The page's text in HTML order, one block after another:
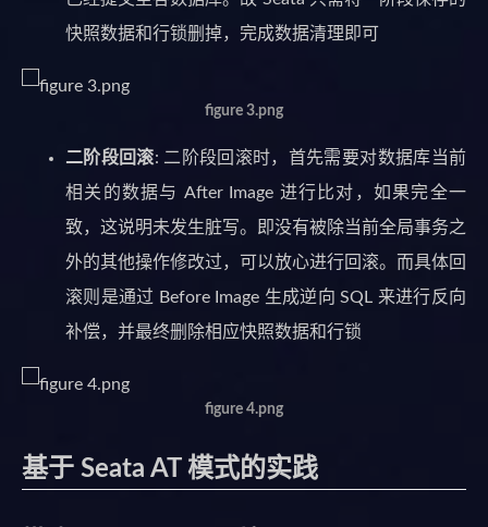
快照数据和行锁删掉，完成数据清理即可
figure 3.png
二阶段回滚: 二阶段回滚时，首先需要对数据库当前
相关的数据与 After Image 进行比对，如果完全一
致，这说明未发生脏写。即没有被除当前全局事务之
外的其他操作修改过，可以放心进行回滚。而具体回
滚则是通过 Before Image 生成逆向 SQL 来进行反向
补偿，并最终删除相应快照数据和行锁
figure 4.png
基于 Seata AT 模式的实践